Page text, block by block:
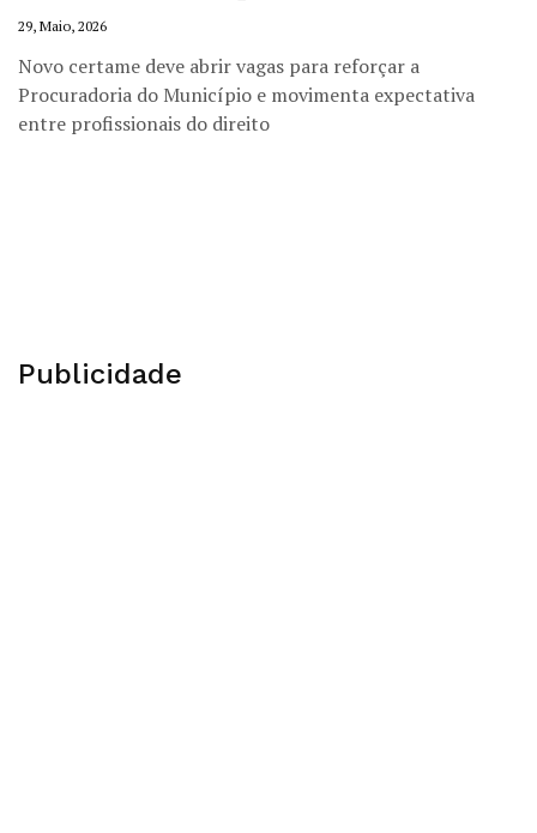
29, Maio, 2026
Novo certame deve abrir vagas para reforçar a
Procuradoria do Município e movimenta expectativa
entre profissionais do direito
Publicidade